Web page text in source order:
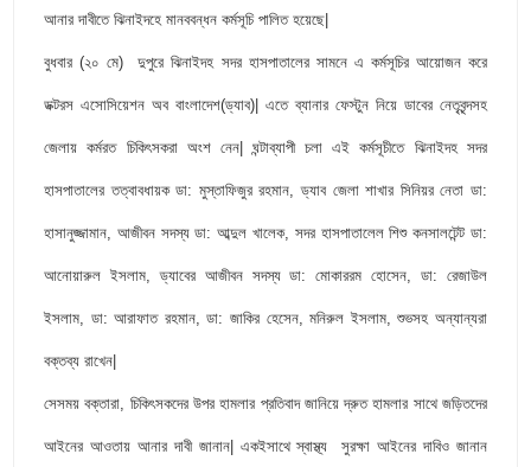
আনার দাবীতে ঝিনাইদহে মানববন্ধন কর্মসূচি পালিত হয়েছে|
বুধবার (২০ মে) দুপুরে ঝিনাইদহ সদর হাসপাতালের সামনে এ কর্মসূচির আয়োজন করে
ডক্টরস এসোসিয়েশন অব বাংলাদেশ(ড্যাব)| এতে ব্যানার ফেস্টুন নিয়ে ডাবের নেতৃবৃন্দসহ
জেলায় কর্মরত চিকিৎসকরা অংশ নেন| ঘন্টাব্যাপী চলা এই কর্মসূচীতে ঝিনাইদহ সদর
হাসপাতালের তত্বাবধায়ক ডা: মুস্তাফিজুর রহমান, ড্যাব জেলা শাখার সিনিয়র নেতা ডা:
হাসানুজ্জামান, আজীবন সদস্য ডা: আব্দুল খালেক, সদর হাসপাতালেল শিশু কনসালটেন্ট ডা:
আনোয়ারুল ইসলাম, ড্যাবের আজীবন সদস্য ডা: মোকাররম হোসেন, ডা: রেজাউল
ইসলাম, ডা: আরাফাত রহমান, ডা: জাকির হেসেন, মনিরুল ইসলাম, শুভসহ অন্যান্যরা
বক্তব্য রাখেন|
সেসময় বক্তারা, চিকিৎসকদের উপর হামলার প্রতিবাদ জানিয়ে দ্রুত হামলার সাথে জড়িতদের
আইনের আওতায় আনার দাবী জানান| একইসাথে স্বাস্থ্য সুরক্ষা আইনের দাবিও জানান